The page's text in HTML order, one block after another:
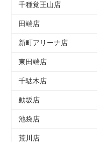
千種覚王山店
田端店
新町アリーナ店
東田端店
千駄木店
動坂店
池袋店
荒川店